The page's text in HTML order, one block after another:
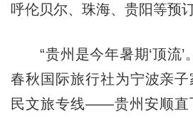
呼伦贝尔、珠海、贵阳等预
“贵州是今年暑期‘顶流’
春秋国际旅行社为宁波亲
民文旅专线——贵州安顺直